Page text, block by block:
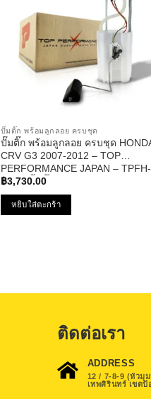
ปั๊มติ๊ก พร้อมลูกลอย ครบชุด
ปั๊มติ๊ก พร้อมลูกลอย ครบชุด
CRV G3 2007-2012 – TOP
PERFORMANCE JAPAN – TPFH-
952 – ปั้มติ๊ก ฮอนด้า ซีอาวี
฿3,730.00
หยิบใส่ตะกร้า
ติดต่อเรา
ADDRESS
12 / 7-8-9 (หัวมุ
เทพศิรินทร์ เขต